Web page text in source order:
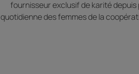
fournisseur exclusif de karité depuis
quotidienne des femmes de la